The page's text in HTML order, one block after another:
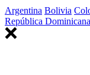
Argentina Bolivia
República Dominicana